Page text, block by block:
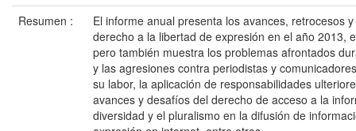
Resumen :
El informe anual presenta los avances, retrocesos
derecho a la libertad de expresión en el año 2013,
pero también muestra los problemas afrontados
y las agresiones contra periodistas y
su labor, la aplicación de responsabilidades
avances y desafíos del derecho de acceso a la
diversidad y el pluralismo en la difusión de